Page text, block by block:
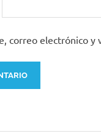
correo electrónico